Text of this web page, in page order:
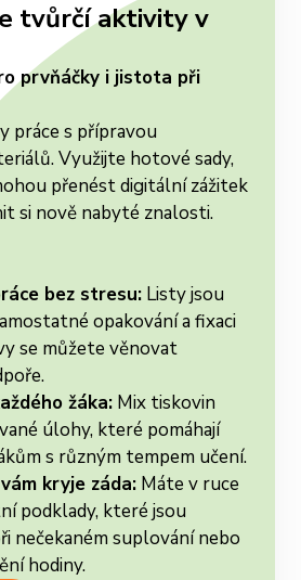
tvůrčí aktivity v
prvňáčky i jistota při
práce s přípravou
Využijte hotové sady,
přenést digitální zážitek
si nově nabyté znalosti.
bez stresu: Listy jsou
opakování a fixaci
se můžete věnovat
žáka: Mix tiskovin
úlohy, které pomáhají
s různým tempem učení.
kryje záda: Máte v ruce
podklady, které jsou
nečekaném suplování nebo
hodiny.